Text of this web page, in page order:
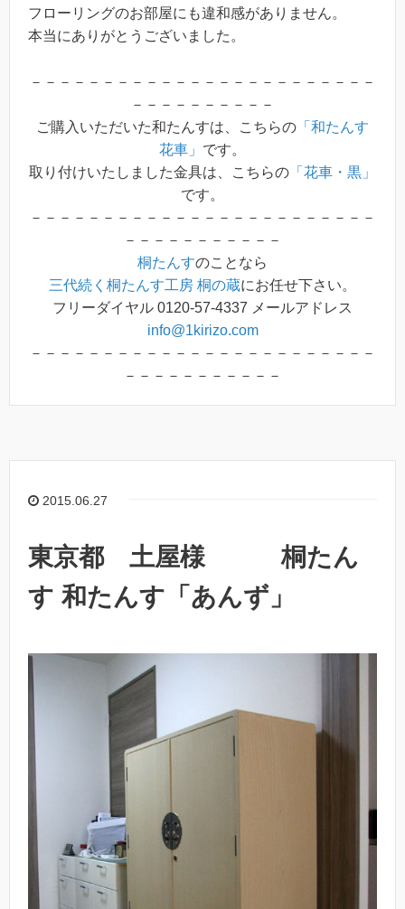
フローリングのお部屋にも違和感がありません。
本当にありがとうございました。
－－－－－－－－－－－－－－－－－－－－－－－－
－－－－－－－－－－
ご購入いただいた和たんすは、こちらの 「和たんす
花車」 です。
取り付けいたしました金具は、こちらの 「花車・黒」
です。
－－－－－－－－－－－－－－－－－－－－－－－－
－－－－－－－－－－－
桐たんすのことなら
三代続く桐たんす工房 桐の蔵にお任せ下さい。
フリーダイヤル 0120-57-4337 メールアドレス
info@1kirizo.com
－－－－－－－－－－－－－－－－－－－－－－－－
－－－－－－－－－－－
2015.06.27
東京都 土屋様 桐たん
す 和たんす「あんず」